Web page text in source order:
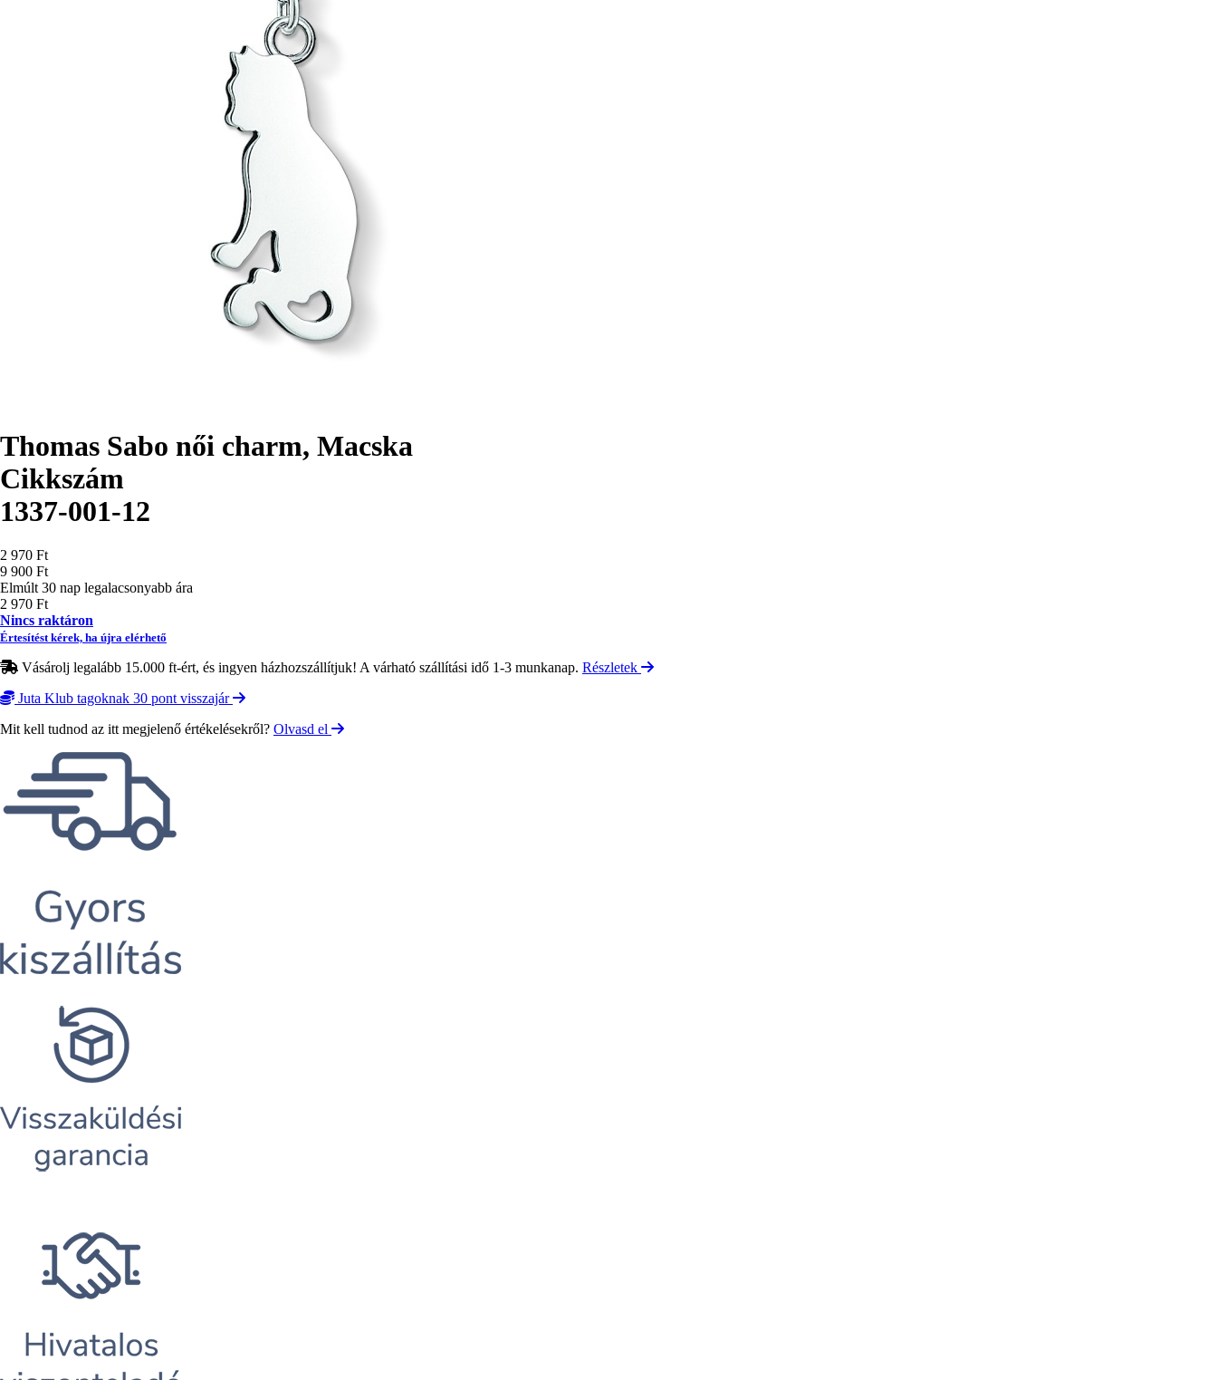
Thomas Sabo női charm, Macska
Cikkszám
1337-001-12
Ár
2 970 Ft
9 900 Ft
Elmúlt 30 nap legalacsonyabb ára
2 970 Ft
Nincs raktáron
Értesítést kérek, ha újra elérhető
Vásárolj legalább 15.000 ft-ért, és ingyen házhozszállítjuk! A várható szállítási idő 1-3 munkanap. Részletek
Juta Klub tagoknak 30 pont visszajár
Mit kell tudnod az itt megjelenő értékelésekről? Olvasd el